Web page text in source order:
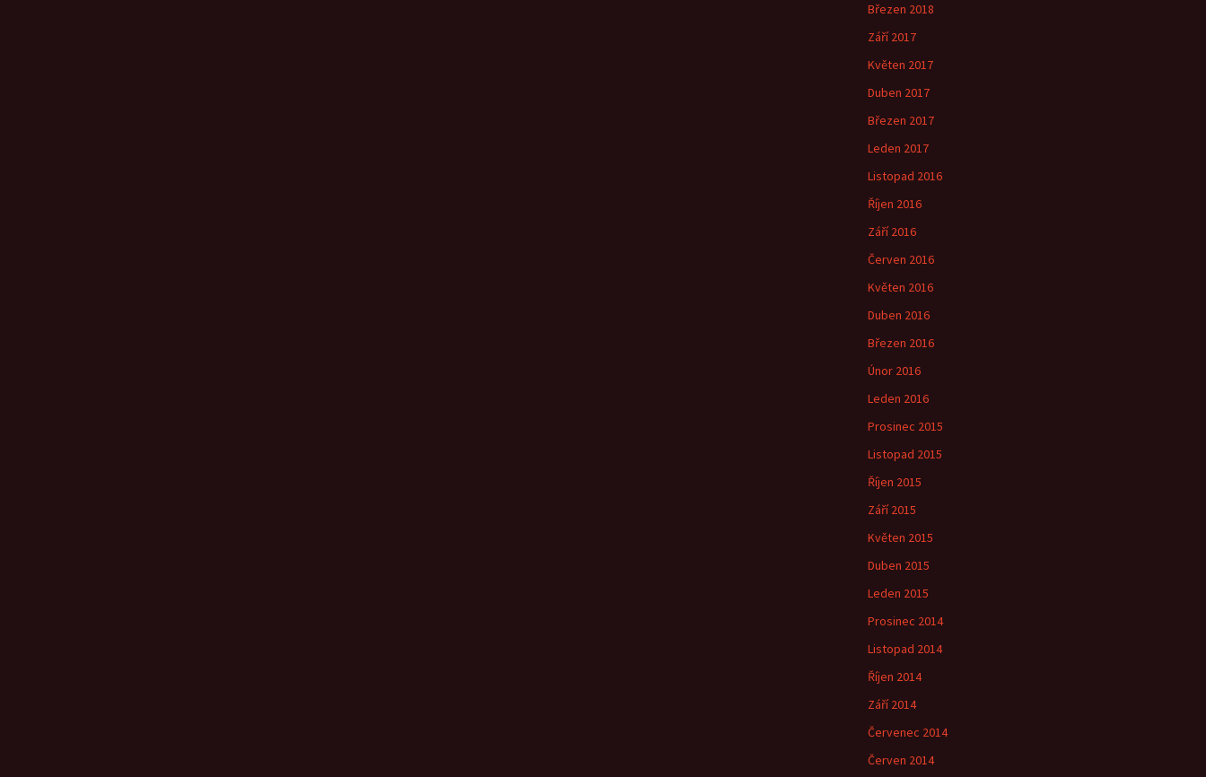
Březen 2018
Září 2017
Květen 2017
Duben 2017
Březen 2017
Leden 2017
Listopad 2016
Říjen 2016
Září 2016
Červen 2016
Květen 2016
Duben 2016
Březen 2016
Únor 2016
Leden 2016
Prosinec 2015
Listopad 2015
Říjen 2015
Září 2015
Květen 2015
Duben 2015
Leden 2015
Prosinec 2014
Listopad 2014
Říjen 2014
Září 2014
Červenec 2014
Červen 2014